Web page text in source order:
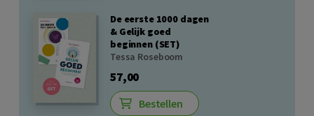
De eerste 1000 dagen
& Gelijk goed
beginnen (SET)
Tessa Roseboom
57,00
Bestellen